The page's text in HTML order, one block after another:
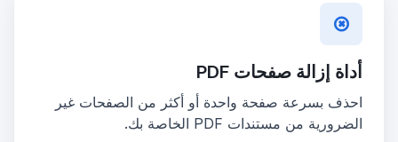
أداة إزالة صفحات PDF
احذف بسرعة صفحة واحدة أو أكثر من الصفحات غير
الضرورية من مستندات PDF الخاصة بك.